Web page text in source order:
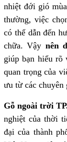
nhiệt đới gió
thường, việc
có thể dẫn đến
chữa. Vậy nên
giúp bạn hiểu rõ
quan trọng của
ưu từ các chuyên
Gỗ ngoài trời
nghiệt của thời
đại của thành